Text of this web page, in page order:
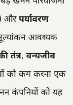
औरपर्यावरण
मूल्यांकन आवश्यक
तंत्र, वन्यजीव
को कम करना एक
कंपनियों को यह